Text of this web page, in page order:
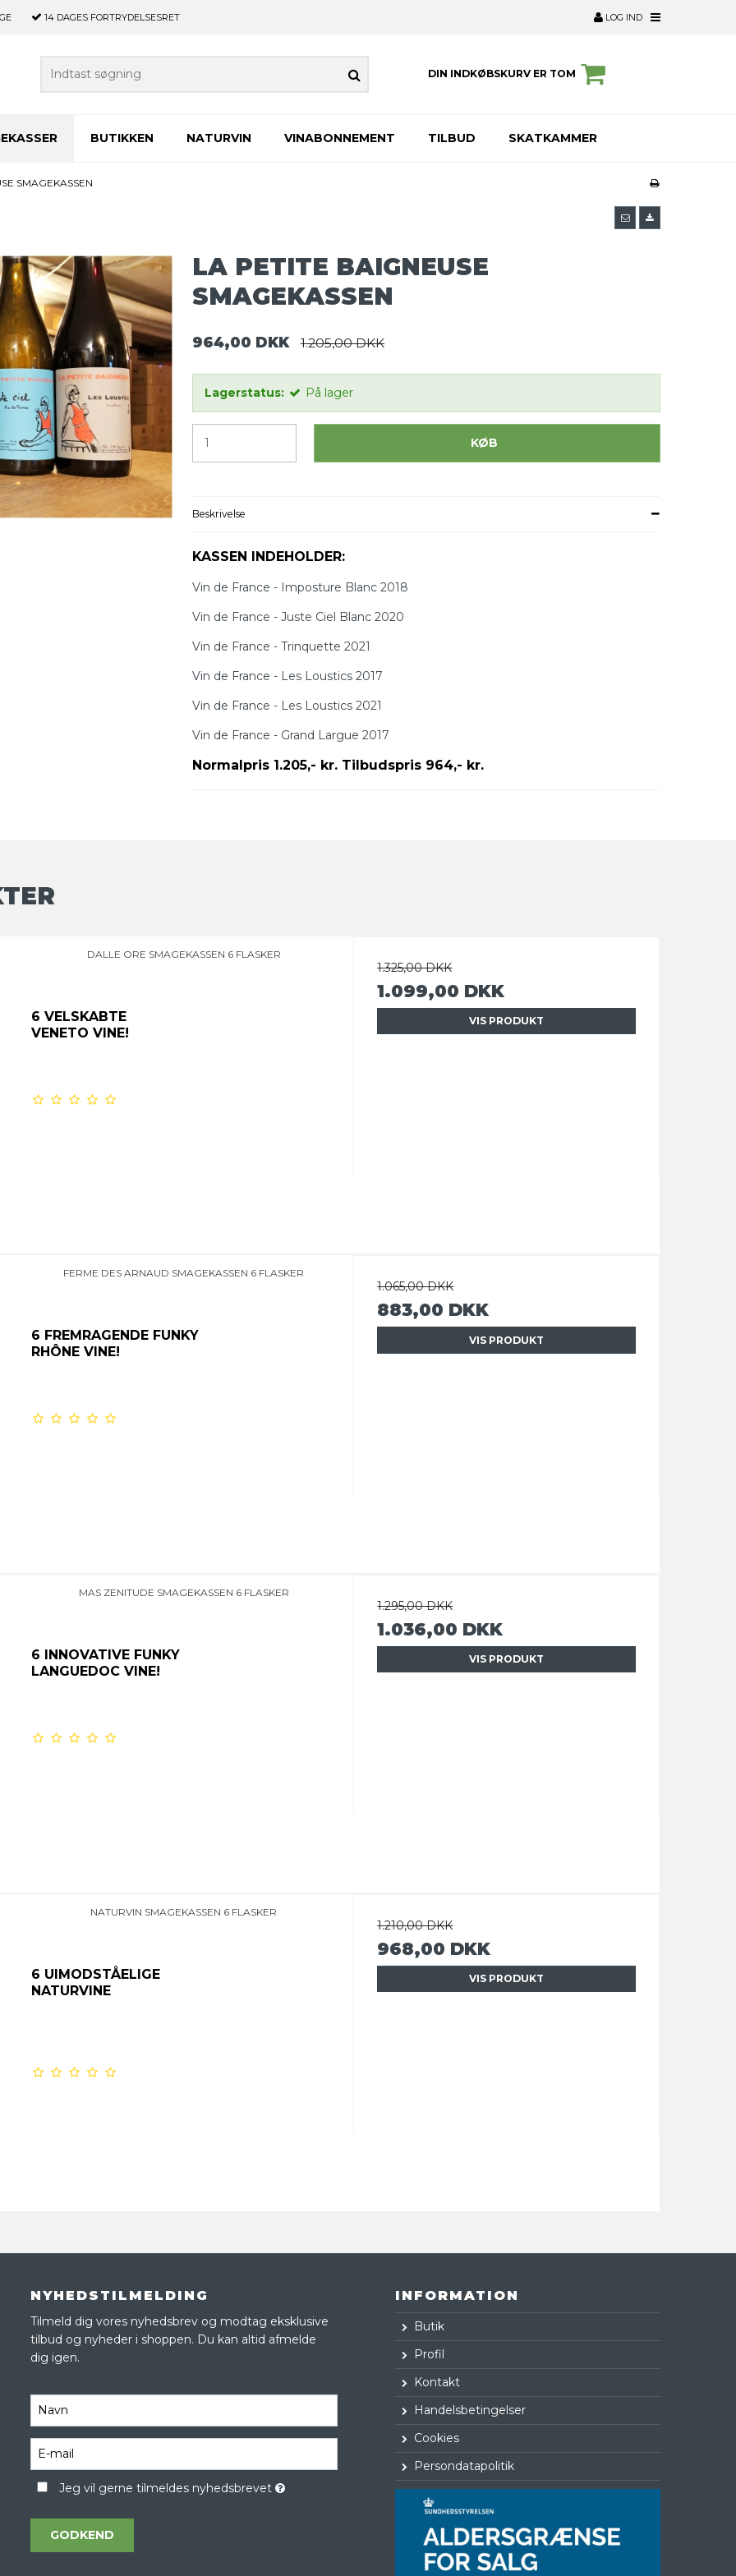
14 DAGES FORTRYDELSESRET LOG IND
DIN INDKØBSKURV ER TOM
BUTIKKEN NATURVIN VINABONNEMENT TILBUD SKATKAMMER
SMAGEKASSEN
LA PETITE BAIGNEUSE
SMAGEKASSEN
964,00 DKK 1.205,00 DKK
Lagerstatus: På lager
KØB
Beskrivelse
KASSEN INDEHOLDER:
Vin de France - Imposture Blanc 2018
Vin de France - Juste Ciel Blanc 2020
Vin de France - Trinquette 2021
Vin de France - Les Loustics 2017
Vin de France - Les Loustics 2021
Vin de France - Grand Largue 2017
Normalpris 1.205,- kr. Tilbudspris 964,- kr.
DALLE ORE SMAGEKASSEN 6 FLASKER
6 VELSKABTE
VENETO VINE!
1.325,00 DKK
1.099,00 DKK
VIS PRODUKT
FERME DES ARNAUD SMAGEKASSEN 6 FLASKER
6 FREMRAGENDE FUNKY
RHÔNE VINE!
1.065,00 DKK
883,00 DKK
VIS PRODUKT
MAS ZENITUDE SMAGEKASSEN 6 FLASKER
6 INNOVATIVE FUNKY
LANGUEDOC VINE!
1.295,00 DKK
1.036,00 DKK
VIS PRODUKT
NATURVIN SMAGEKASSEN 6 FLASKER
6 UIMODSTÅELIGE
NATURVINE
1.210,00 DKK
968,00 DKK
VIS PRODUKT
NYHEDSTILMELDING
Tilmeld dig vores nyhedsbrev og modtag eksklusive
tilbud og nyheder i shoppen. Du kan altid afmelde
dig igen.
Jeg vil gerne tilmeldes nyhedsbrevet
GODKEND
INFORMATION
Butik
Profil
Kontakt
Handelsbetingelser
Cookies
Persondatapolitik